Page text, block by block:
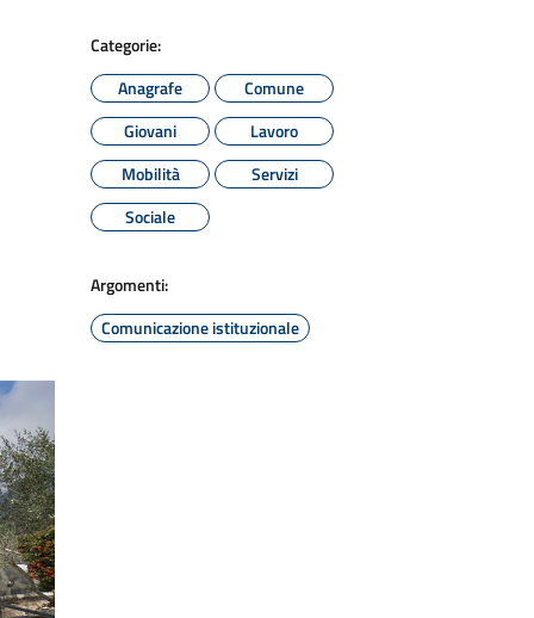
Categorie:
Anagrafe
Comune
Giovani
Lavoro
Mobilità
Servizi
Sociale
Argomenti:
Comunicazione istituzionale